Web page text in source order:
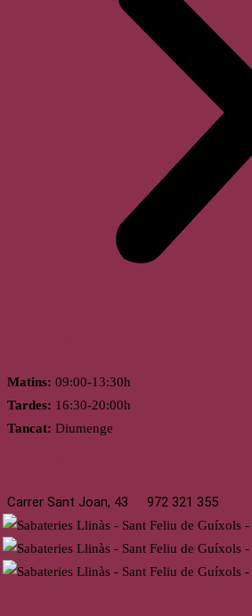
Matins: 09:00-13:30h
Tardes: 16:30-20:00h
Tancat: Diumenge
Carrer Sant Joan, 43 972 321 355